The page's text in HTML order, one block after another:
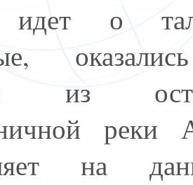
идет о
из
реки
на